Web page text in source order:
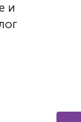
и